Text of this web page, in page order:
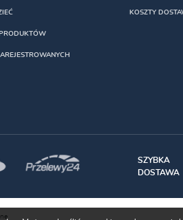
KOSZTY
SZYBKA
DOSTAWA